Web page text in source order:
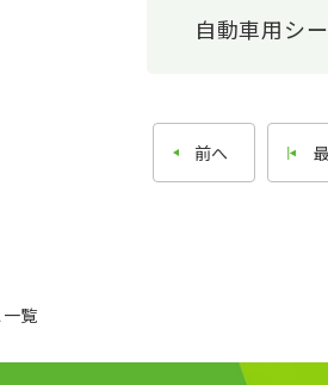
自動車用シ
前へ
覧